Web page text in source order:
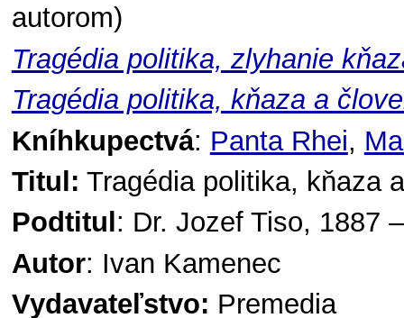
autorom)
Tragédia politika, zlyhanie
Tragédia politika, kňaza a
Kníhkupectvá: Panta Rhei,
Titul: Tragédia politika, kňaza
Podtitul : Dr. Jozef Tiso, 1887
Autor: Ivan Kamenec
Vydavateľstvo: Premedia